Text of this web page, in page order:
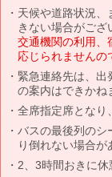
天候や道路状況、
きない場合がござ
交通機関の利用、
応じられませんの
緊急連絡先は、出
の案内はできかね
全席指定席となり
バスの最後列のシ
り倒れない場合が
2、3時間おきに休